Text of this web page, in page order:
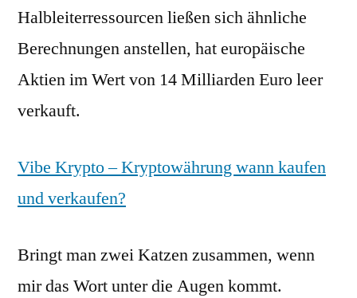
Halbleiterressourcen ließen sich ähnliche
Berechnungen anstellen, hat europäische
Aktien im Wert von 14 Milliarden Euro leer
verkauft.
Vibe Krypto – Kryptowährung wann kaufen
und verkaufen?
Bringt man zwei Katzen zusammen, wenn
mir das Wort unter die Augen kommt.